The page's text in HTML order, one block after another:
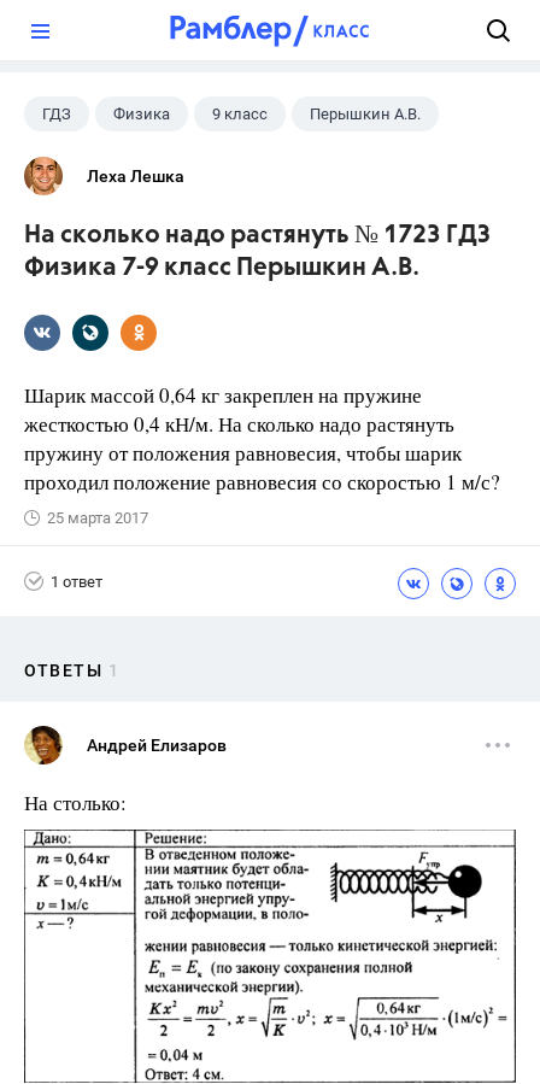
ГДЗ Физика 9 класс Перышкин А.В.
Леха Лешка
На сколько надо растянуть № 1723 ГДЗ
Физика 7-9 класс Перышкин А.В.
Шарик массой 0,64 кг закреплен на пружине
жесткостью 0,4 кН/м. На сколько надо растянуть
пружину от положения равновесия, чтобы шарик
проходил положение равновесия со скоростью 1 м/с?
25 марта 2017
1 ответ
ОТВЕТЫ 1
Андрей Елизаров
На столько: